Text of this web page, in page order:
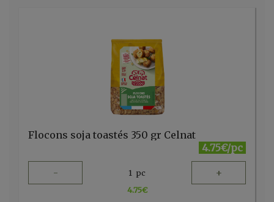
Flocons soja toastés 350 gr Celnat
4.75€/pc
- 1 pc +
4.75€